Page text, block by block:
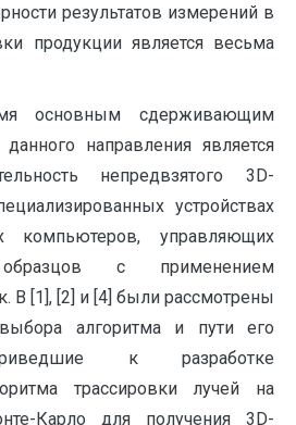
результатов измерений в
продукции является весьма
основным сдерживающим
направления является
непредвзятого 3D-
устройствах
компьютеров, управляющих
образцов с применением
В [1], [2] и [4] были рассмотрены
алгоритма и пути его
к разработке
трассировки лучей на
Карло для получения 3D-